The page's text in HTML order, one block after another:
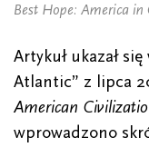
Best Hope: America in
Artykuł ukazał
Atlantic” z lipca
American
wprowadzono